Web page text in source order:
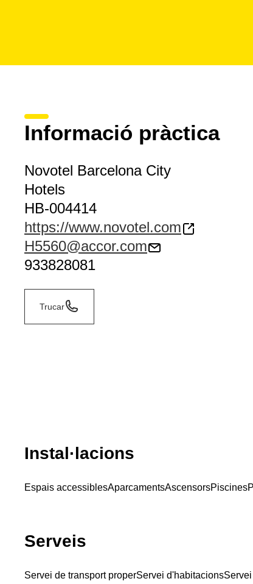
Informació pràctica
Novotel Barcelona City
Hotels
HB-004414
https://www.novotel.com
H5560@accor.com
933828081
Trucar
Instal·lacions
Espais accessiblesAparcamentsAscensorsPiscines
Serveis
Servei de transport properServei d'habitacions